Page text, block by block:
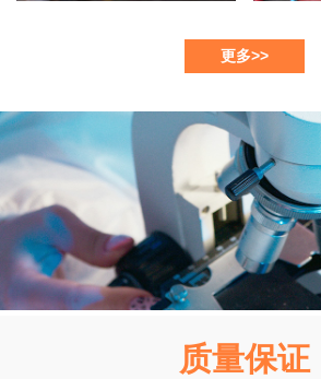
更多>>
质量保证